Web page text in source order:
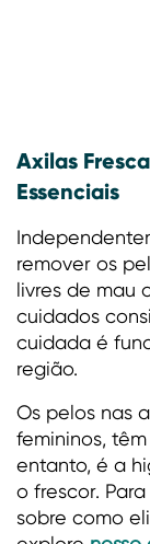
Axilas
Essenciais
remover os
livres de mau
cuidados
cuidada é
região.
Os pelos nas
femininos,
entanto, é a
o frescor.
sobre como